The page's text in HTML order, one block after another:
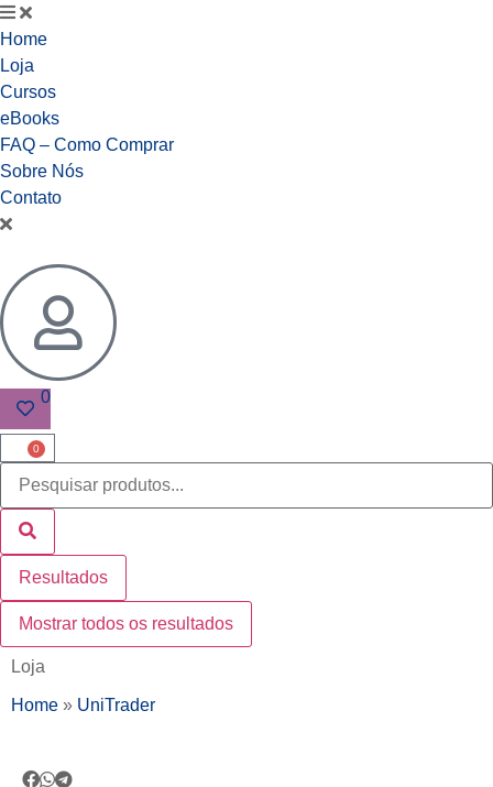
Home
Loja
Cursos
eBooks
FAQ – Como Comprar
Sobre Nós
Contato
0
0
Resultados
Mostrar todos os resultados
Loja
Home » UniTrader